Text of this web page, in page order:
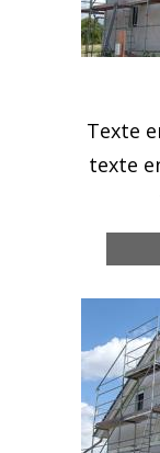
Texte
texte